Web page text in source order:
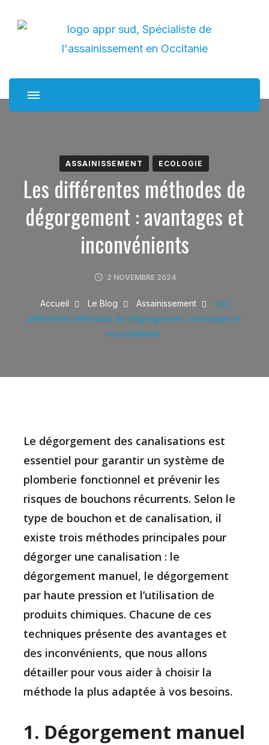
APPR sud
Spécialiste de l'assainissement en Occitanie
ASSAINISSEMENT ECOLOGIE
Les différentes méthodes de
dégorgement : avantages et
inconvénients
2 NOVEMBRE 2024
Accueil Le Blog Assainissement
Les
différentes méthodes de dégorgement : avantages et
inconvénients
Le dégorgement des canalisations est
essentiel pour garantir un système de
plomberie fonctionnel et prévenir les
risques de bouchons récurrents. Selon le
type de bouchon et de canalisation, il
existe trois méthodes principales pour
dégorger une canalisation : le
dégorgement manuel, le dégorgement
par haute pression et l’utilisation de
produits chimiques. Chacune de ces
techniques présente des avantages et
des inconvénients, que nous allons
détailler pour vous aider à choisir la
méthode la plus adaptée à vos besoins.
1. Dégorgement manuel